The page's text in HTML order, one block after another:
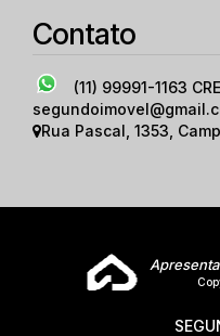
Contato
(11) 99991-1163
Rua Pascal 1353